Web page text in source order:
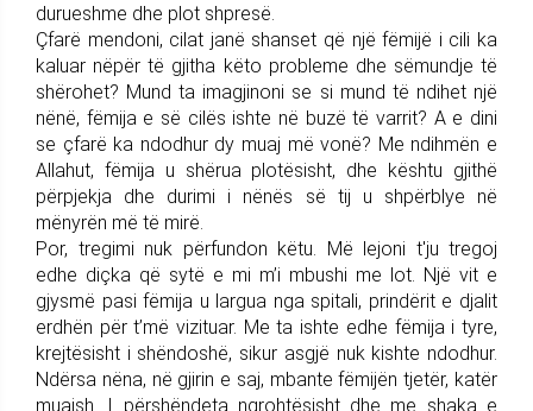
durueshme dhe plot shpresë.
Çfarë mendoni, cilat janë shanset që një fëmijë i cili ka
kaluar nëpër të gjitha këto probleme dhe sëmundje të
shërohet? Mund ta imagjinoni se si mund të ndihet një
nënë, fëmija e së cilës ishte në buzë të varrit? A e dini
se çfarë ka ndodhur dy muaj më vonë? Me ndihmën e
Allahut, fëmija u shërua plotësisht, dhe kështu gjithë
përpjekja dhe durimi i nënës së tij u shpërblye në
mënyrën më të mirë.
Por, tregimi nuk përfundon këtu. Më lejoni t'ju tregoj
edhe diçka që sytë e mi m’i mbushi me lot. Një vit e
gjysmë pasi fëmija u largua nga spitali, prindërit e djalit
erdhën për t’më vizituar. Me ta ishte edhe fëmija i tyre,
krejtësisht i shëndoshë, sikur asgjë nuk kishte ndodhur.
Ndërsa nëna, në gjirin e saj, mbante fëmijën tjetër, katër
muajsh. I përshëndeta ngrohtësisht dhe me shaka e